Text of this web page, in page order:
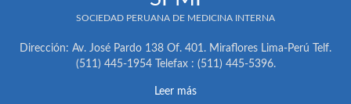
SOCIEDAD PERUANA DE MEDICINA INTERNA
Dirección: Av. José Pardo 138 Of. 401. Miraflores Lima-Perú Telf.
(511) 445-1954 Telefax : (511) 445-5396.
Leer más